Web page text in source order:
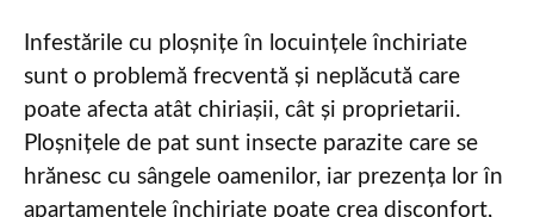
Infestările cu ploșnițe în locuințele închiriate
sunt o problemă frecventă și neplăcută care
poate afecta atât chiriașii, cât și proprietarii.
Ploșnițele de pat sunt insecte parazite care se
hrănesc cu sângele oamenilor, iar prezența lor în
apartamentele închiriate poate crea disconfort,